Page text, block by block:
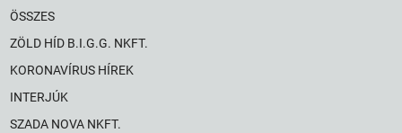
ÖSSZES
ZÖLD HÍD B.I.G.G. NKFT.
KORONAVÍRUS HÍREK
INTERJÚK
SZADA NOVA NKFT.